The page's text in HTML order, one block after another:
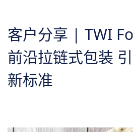
客户分享 | ​TWI
前沿拉链式包装
新标准